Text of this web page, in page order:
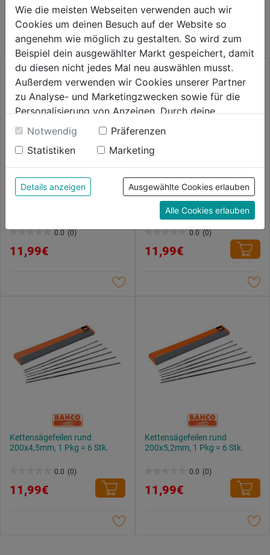
KATEGORIE
Kettensägefeilen rund
0.0 (0)
von
11,99€
Kettensägefeilen rund
200x4,8mm, 1 Pkg = 6 Stk.
0.0 (0)
von
11,99€
Kettensägefeilen rund
200x4,5mm, 1 Pkg = 6 Stk.
0.0 (0)
von
11,99€
Kettensägefeilen rund
200x5,2mm, 1 Pkg = 6 Stk.
0.0 (0)
von
11,99€
Wie die meisten Webseiten verwenden auch wir
Cookies um deinen Besuch auf der Website so
angenehm wie möglich zu gestalten. So wird zum
Beispiel dein ausgewählter Markt gespeichert, damit
du diesen nicht jedes Mal neu auswählen musst.
Außerdem verwenden wir Cookies unserer Partner
zu Analyse- und Marketingzwecken sowie für die
Personalisierung von Anzeigen. Durch deine
Einwilligung werden die Daten von Drittanbieter,
unter anderem auch in den USA, verarbeitet.
Durch Klick auf "Alle Cookies erlauben" stimmst du
der Verwendung aller Cookies zu. Unter "Details
anzeigen" findest du alle Infos zu den
unterschiedlichen Cookies, unter "Cookies
Konfigurieren" kannst du auswählen, welche Cookies
du zulassen möchtest und welche nicht.
Datenschutzerklärung
Notwendig
Präferenzen
Statistiken
Marketing
Details anzeigen Ausgewählte Cookies erlauben
Alle Cookies erlauben